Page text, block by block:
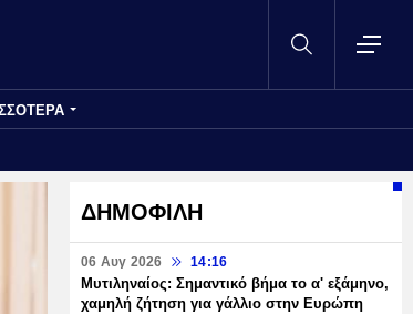
ΔΗΜΟΦΙΛΗ
06 Αυγ 2026 14:16
Μυτιληναίος: Σημαντικό βήμα το α' εξάμηνο,
χαμηλή ζήτηση για γάλλιο στην Ευρώπη